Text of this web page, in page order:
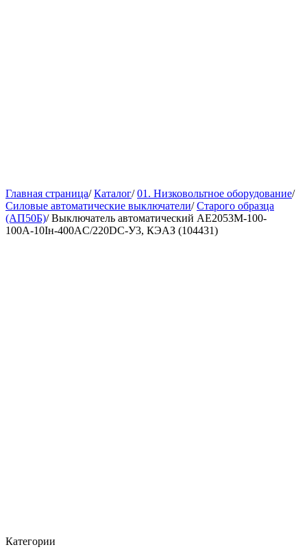
Главная страница/ Каталог/ 01. Низковольтное оборудование/
Силовые автоматические выключатели/ Старого образца
(АП50Б)/ Выключатель автоматический АЕ2053М-100-
100А-10Iн-400AC/220DC-У3, КЭАЗ (104431)
Категории